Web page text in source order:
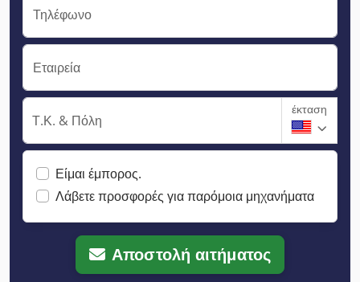
Τηλέφωνο
Εταιρεία
Τ.Κ. & Πόλη
έκταση
Είμαι έμπορος.
Λάβετε προσφορές για παρόμοια μηχανήματα
Αποστολή αιτήματος